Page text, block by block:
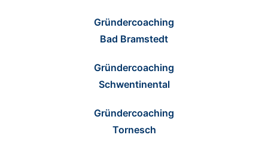
Gründercoaching
Bad Bramstedt
Gründercoaching
Schwentinental
Gründercoaching
Tornesch